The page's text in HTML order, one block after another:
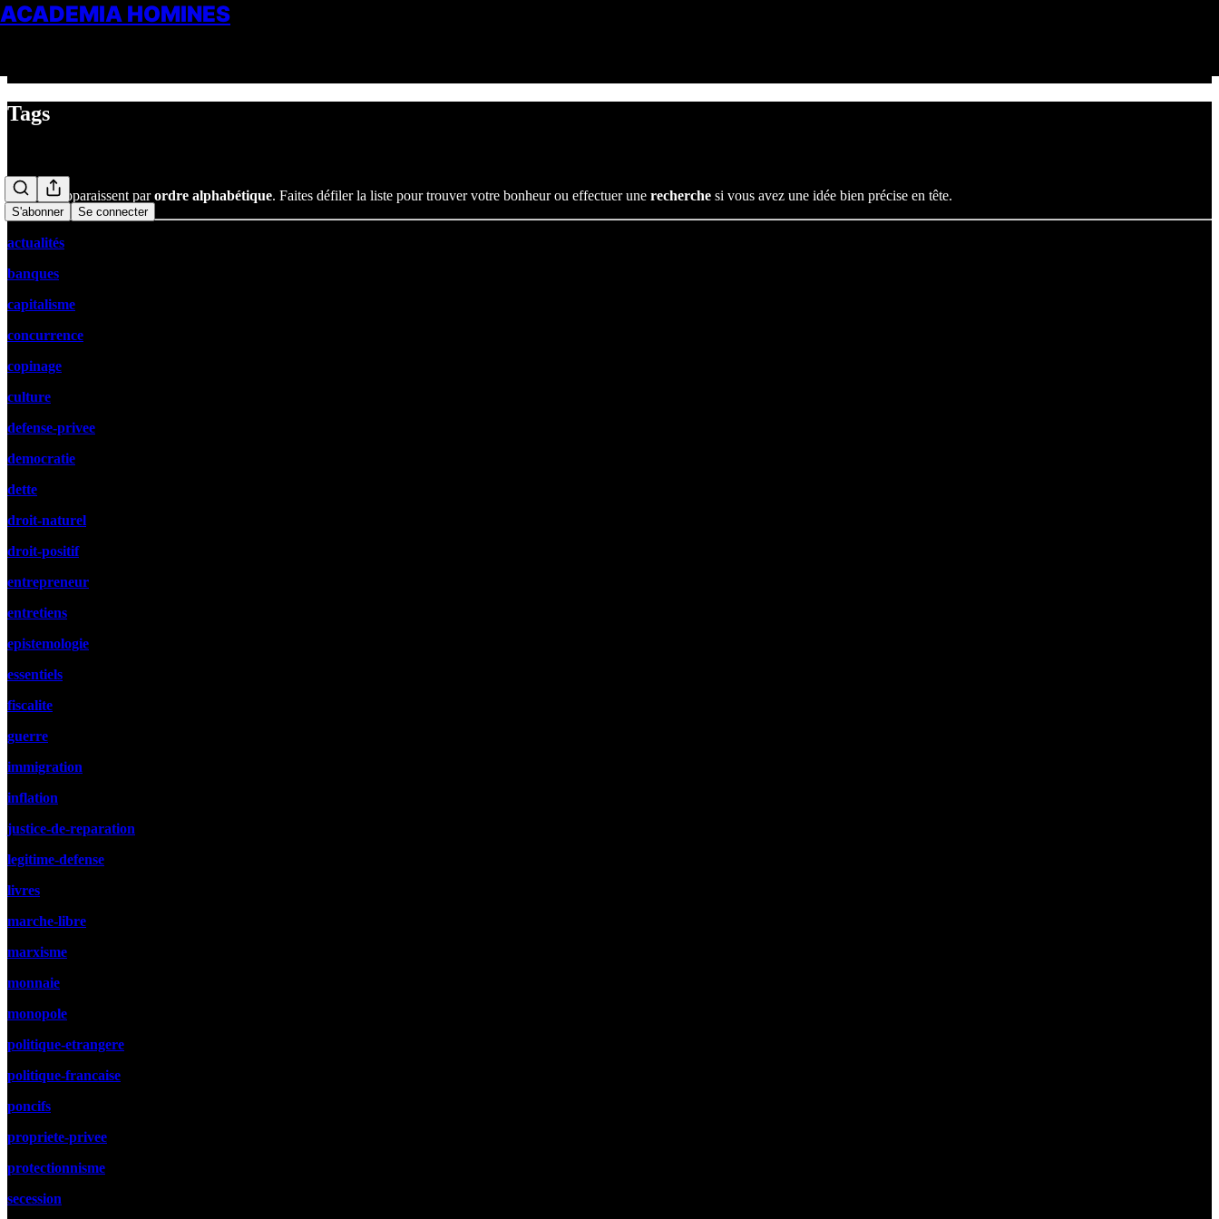
ACADEMIA HOMINES
S'abonner Se connecter
Tags
Ces tags apparaissent parordre alphabétique. Faites défiler la liste pour trouver votre bonheur ou effectuer une recherche si vous avez une idée bien précise en tête.
actualités
banques
capitalisme
concurrence
copinage
culture
defense-privee
democratie
dette
droit-naturel
droit-positif
entrepreneur
entretiens
epistemologie
essentiels
fiscalite
guerre
immigration
inflation
justice-de-reparation
legitime-defense
livres
marche-libre
marxisme
monnaie
monopole
politique-etrangere
politique-francaise
poncifs
propriete-privee
protectionnisme
secession